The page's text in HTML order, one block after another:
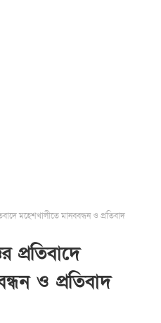
মহেশখালীতে মানববন্ধন ও প্রতিবাদ
প্রতিবাদে
ও প্রতিবাদ